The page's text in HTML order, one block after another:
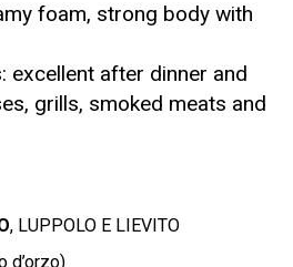
foam, strong body with
excellent after dinner and
grills, smoked meats and
, LUPPOLO E LIEVITO
d’orzo)